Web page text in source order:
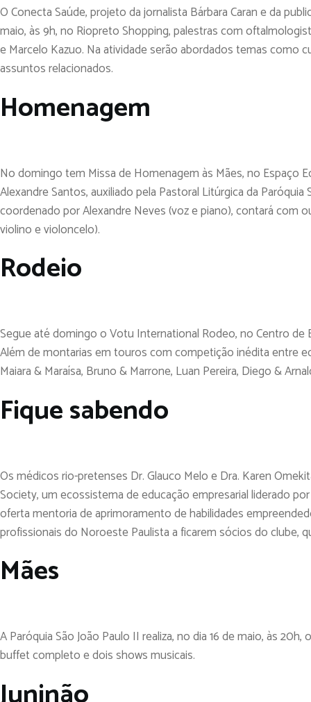
O Conecta Saúde, projeto da jornalista Bárbara Caran e da
maio, às 9h, no Riopreto Shopping, palestras com
e Marcelo Kazuo. Na atividade serão abordados temas como
assuntos relacionados.
Homenagem
No domingo tem Missa de Homenagem às Mães, no Espaço
Alexandre Santos, auxiliado pela Pastoral Litúrgica da
coordenado por Alexandre Neves (voz e piano), contará com
violino e violoncelo).
Rodeio
Segue até domingo o Votu International Rodeo, no Centro de
Além de montarias em touros com competição inédita entre
Maiara & Maraísa, Bruno & Marrone, Luan Pereira, Diego &
Fique sabendo
Os médicos rio-pretenses Dr. Glauco Melo e Dra. Karen
Society, um ecossistema de educação empresarial liderado
oferta mentoria de aprimoramento de habilidades
profissionais do Noroeste Paulista a ficarem sócios do clube,
Mães
A Paróquia São João Paulo II realiza, no dia 16 de maio, às
buffet completo e dois shows musicais.